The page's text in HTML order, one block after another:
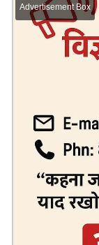
Advertisement Box